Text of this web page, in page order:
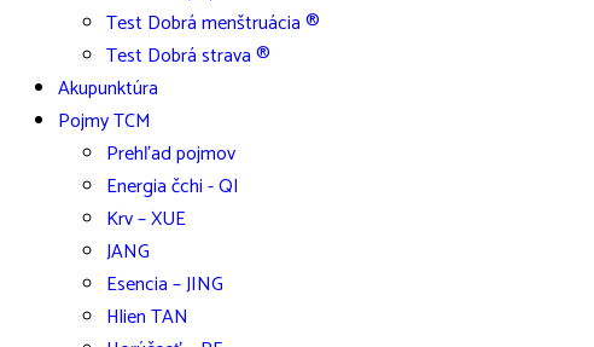
Test Dobrá menštruácia ®
Test Dobrá strava ®
Akupunktúra
Pojmy TCM
Prehľad pojmov
Energia čchi - QI
Krv – XUE
JANG
Esencia – JING
Hlien TAN